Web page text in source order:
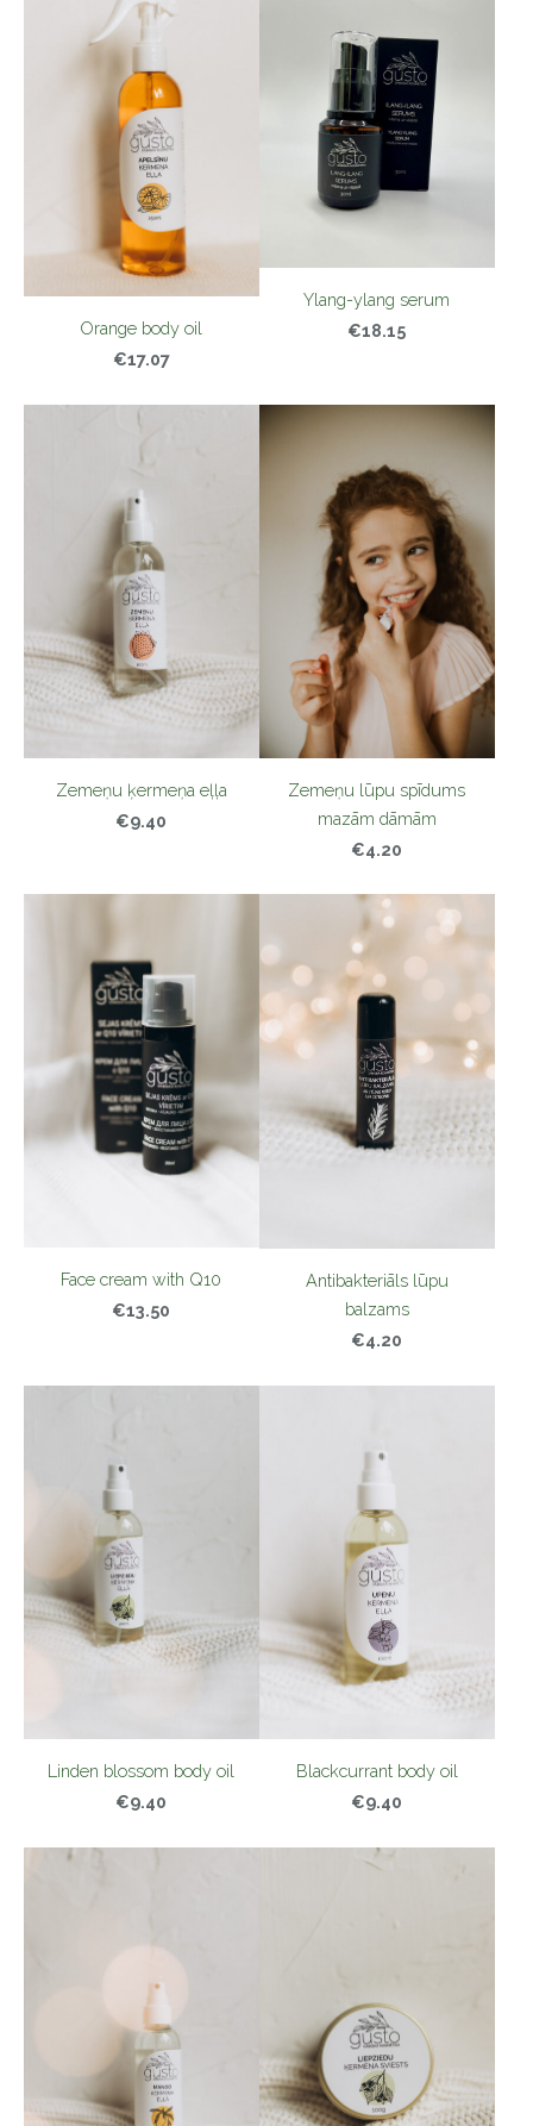
Orange body oil
€17.07
Ylang-ylang serum
€18.15
Zemeņu ķermeņa eļļa
€9.40
Zemeņu lūpu spīdums
mazām dāmām
€4.20
Face cream with Q10
€13.50
Antibakteriāls lūpu
balzams
€4.20
Linden blossom body oil
€9.40
Blackcurrant body oil
€9.40